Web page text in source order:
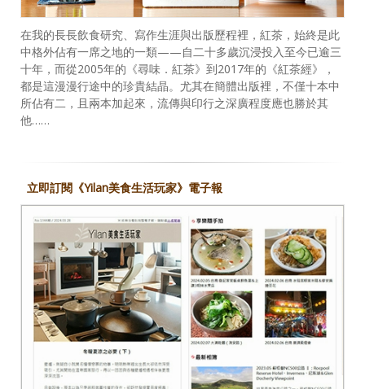
在我的長長飲食研究、寫作生涯與出版歷程裡，紅茶，始終是此
中格外佔有一席之地的一類——自二十多歲沉浸投入至今已逾三
十年，而從2005年的《尋味．紅茶》到2017年的《紅茶經》，
都是這漫漫行途中的珍貴結晶。尤其在簡體出版裡，不僅十本中
所佔有二，且兩本加起來，流傳與印行之深廣程度應也勝於其
他……
立即訂閱《Yilan美食生活玩家》電子報